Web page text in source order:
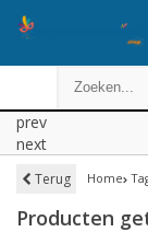
prev
next
Terug Home
Producten